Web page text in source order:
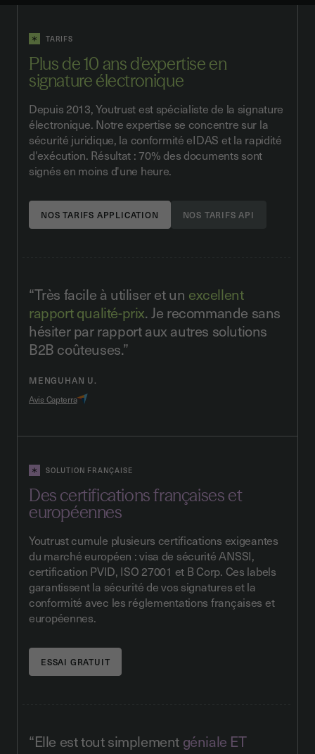
TARIFS
Plus de 10 ans d'expertise en
signature électronique
Depuis 2013, Youtrust est spécialiste de la signature
électronique. Notre expertise se concentre sur la
sécurité juridique, la conformité eIDAS et la rapidité
d'exécution. Résultat : 70% des documents sont
signés en moins d'une heure.
NOS TARIFS APPLICATION NOS TARIFS API
“Très facile à utiliser et un excellent
rapport qualité-prix. Je recommande sans
hésiter par rapport aux autres solutions
B2B coûteuses.”
MENGUHAN U.
Avis Capterra
SOLUTION FRANÇAISE
Des certifications françaises et
européennes
Youtrust cumule plusieurs certifications exigeantes
du marché européen : visa de sécurité ANSSI,
certification PVID, ISO 27001 et B Corp. Ces labels
garantissent la sécurité de vos signatures et la
conformité avec les réglementations françaises et
européennes.
“Elle est tout simplement géniale ET